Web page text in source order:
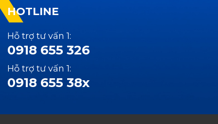
HOTLINE
Hỗ trợ tư vấn 1:
0918 655 326
Hỗ trợ tư vấn 1:
0918 655 38x